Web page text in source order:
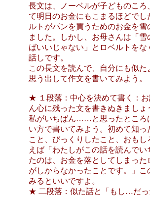
長文は、ノーベルが子どものこ
て明日のお金にもこまるほどで
ルトがパンを買うためのお金を
ました。しかし、お母さんは「
ばいいじゃない」とロベルトを
話しです。
この長文を読んで、自分にも似
思う出して作文を書いてみよう。
★ １段落：中心を決めて書く：
ん心に残った文を書きぬきまし
私がいちばん……と思ったとこ
い方で書いてみよう。初めて知
こと、びっくりしたこと、おも
えば「わたしがこの話を読んで
たのは、お金を落としてしまっ
がしからなかったことです。」
みるといいですよ。
★ 二段落：似た話と「もし…だっ